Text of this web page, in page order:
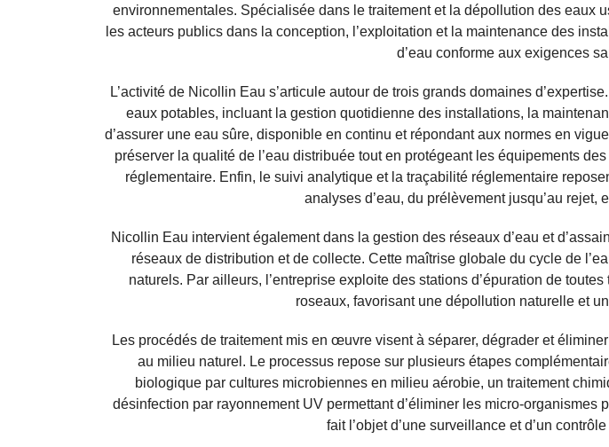
environnementales. Spécialisée dans le traitement et la dépollution des eaux
les acteurs publics dans la conception, l’exploitation et la maintenance des
d’eau conforme aux exigences
L’activité de Nicollin Eau s’articule autour de trois grands domaines
eaux potables, incluant la gestion quotidienne des installations, la
d’assurer une eau sûre, disponible en continu et répondant aux normes en
préserver la qualité de l’eau distribuée tout en protégeant les équipements
réglementaire. Enfin, le suivi analytique et la traçabilité réglementaire
analyses d’eau, du prélèvement jusqu’au
Nicollin Eau intervient également dans la gestion des réseaux d’eau et
réseaux de distribution et de collecte. Cette maîtrise globale du cycle de
naturels. Par ailleurs, l’entreprise exploite des stations d’épuration de
roseaux, favorisant une dépollution naturelle et
Les procédés de traitement mis en œuvre visent à séparer, dégrader et
au milieu naturel. Le processus repose sur plusieurs étapes
biologique par cultures microbiennes en milieu aérobie, un traitement
désinfection par rayonnement UV permettant d’éliminer les micro-
fait l’objet d’une surveillance et d’un